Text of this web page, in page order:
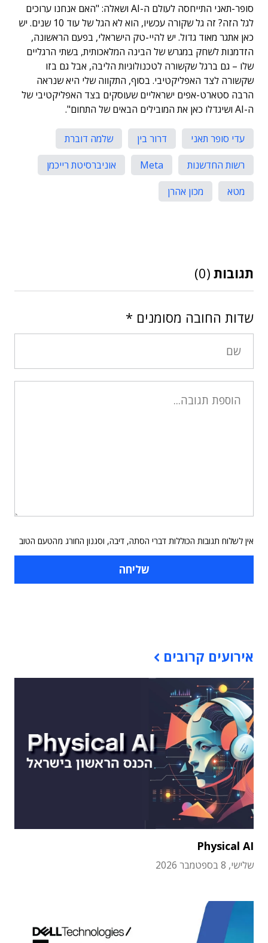
סופר-תאני התייחסה לעולם ה-AI ושאלה: "האם אנחנו ערוכים
לגל הזה? זה גל שקורה עכשיו, הוא לא הגל של עוד 10 שנים. יש
כאן אתגר מאוד גדול. יש להיי-טק הישראלי, בפעם הראשונה,
הזדמנות לשחק במגרש של הבינה המלאכותית, בשתי הרגליים
שלו – גם ברגל שקשורה לטכנולוגיות הליבה, אבל גם בזו
שקשורה לצד האפליקטיבי. בסוף, התקווה שלי היא שנראה
הרבה סטארט-אפים ישראליים שעוסקים בצד האפליקטיבי של
ה-AI ושיגדלו כאן את המובילים הבאים של התחום".
עדי סופר תאני דרור בין
שלמה דוברת
רשות החדשנות
Meta
אוניברסיטת רייכמן
מטא
מכון אהרן
תגובות (0)
שדות החובה מסומנים *
אין לשלוח תגובות הכוללות דברי הסתה, דיבה, וסגנון החורג מהטעם הטוב
אירועים קרובים
Physical AI
שלישי, 8 בספטמבר 2026